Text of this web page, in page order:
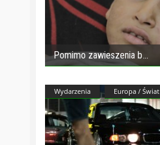
Pomimo zawieszenia b
Wydarzenia Europa / Świat